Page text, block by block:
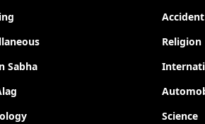
Accident
Religion
Sabha
Science